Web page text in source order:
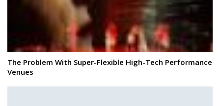
The Problem With Super-Flexible High-Tech Performance
Venues